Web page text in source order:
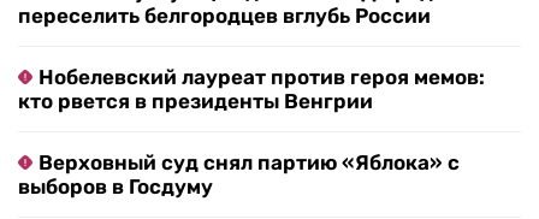
переселить белгородцев вглубь России
Нобелевский лауреат против героя мемов:
кто рвется в президенты Венгрии
Верховный суд снял партию «Яблока» с
выборов в Госдуму